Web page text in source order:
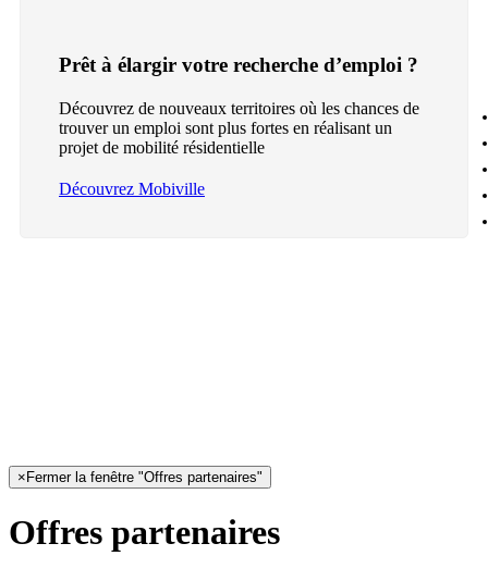
Prêt à élargir votre recherche d’emploi ?
Découvrez de nouveaux territoires où les chances de
trouver un emploi sont plus fortes en réalisant un
projet de mobilité résidentielle
Découvrez Mobiville
× Fermer la fenêtre "Offres partenaires"
Offres partenaires